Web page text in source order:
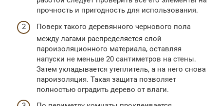
прочность и пригодность для использования.
Поверх такого деревянного чернового пола
между лагами распределяется слой
пароизоляционного материала, оставляя
напуски не меньше 20 сантиметров на стены.
Затем укладывается утеплитель, а на него снова
пароизоляция. Такая защита позволяет
полностью оградить дерево от влаги.